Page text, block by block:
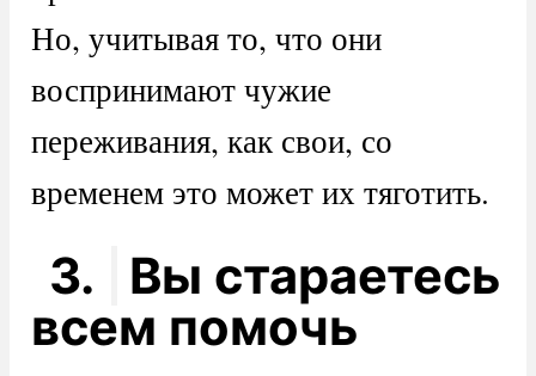
Но, учитывая то, что они
воспринимают чужие
переживания, как свои, со
временем это может их тяготить.
3.
Вы стараетесь
всем помочь